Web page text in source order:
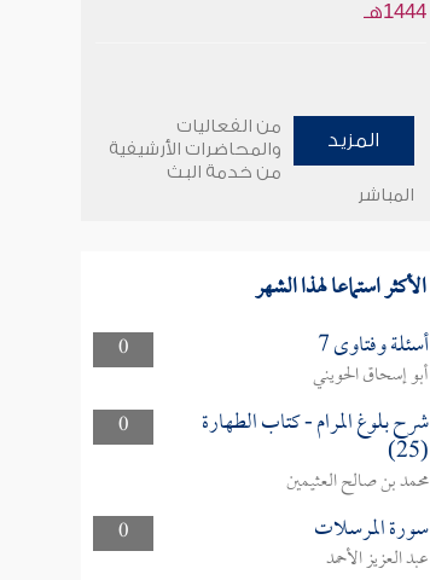
1444هـ
المزيد
من الفعاليات
والمحاضرات الأرشيفية
من خدمة البث
المباشر
الأكثر استماعا لهذا الشهر
0 أسئلة وفتاوى 7
أبو إسحاق الحويني
0
شرح بلوغ المرام - كتاب الطهارة
(25)
محمد بن صالح العثيمين
0
سورة المرسلات
عبد العزيز الأحمد